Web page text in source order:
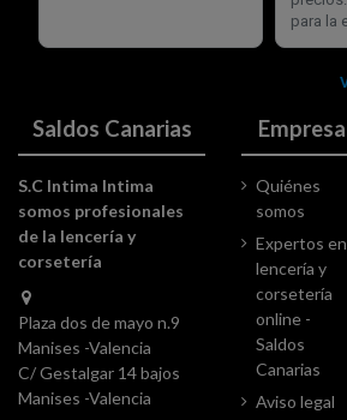
Saldos Canarias
S.C Intima Intima
somos profesionales
de la lencería y
corsetería
Plaza dos de mayo n.9
Manises -Valencia
C/ Gestalgar 14 bajos
Manises -Valencia
Empresa
Quiénes
somos
Expertos en
lencería y
corsetería
online -
Saldos
Canarias
Aviso legal